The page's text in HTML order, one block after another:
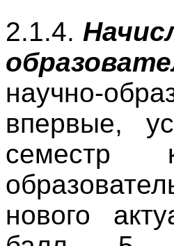
2.1.4.
научно-
впервые,
семестр
нового